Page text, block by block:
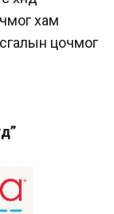
хам
цочмог